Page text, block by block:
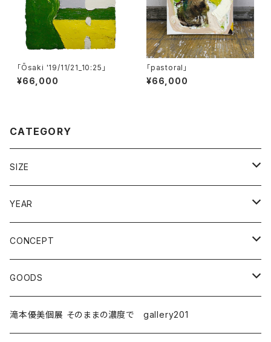
「Ōsaki '19/11/21_10:25」
¥66,000
「pastoral」
¥66,000
CATEGORY
SIZE
F0〜SM（180×140 mm〜277×158 mm）
S3〜S8（273×273 mm〜455×455 mm）
M15~S30
YEAR
2013〜2015
2016〜2018
2019〜2020
CONCEPT
PERSONAL SPACE
FRAME
GOODS
POSTCARD
滝本優美個展 そのままの濃度で gallery201